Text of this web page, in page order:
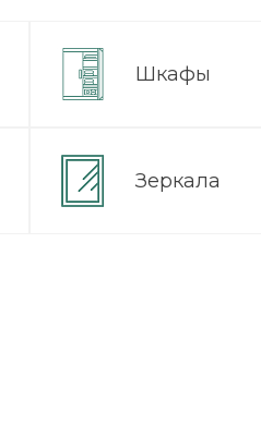
Шкафы
Зеркала